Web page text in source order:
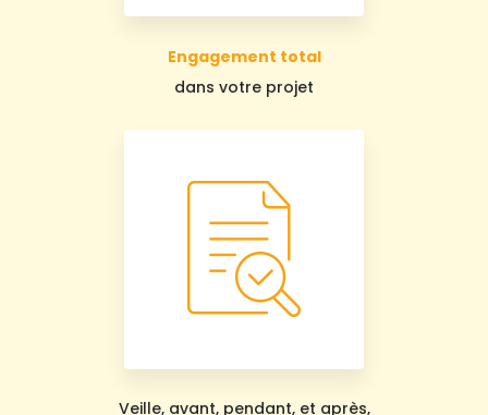
Engagement total
dans votre projet
Veille, avant, pendant, et après,